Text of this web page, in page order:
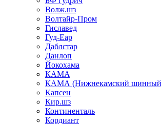
Волж.шз
Волтайр-Пром
Гиславед
Гуд-Еар
Даблстар
Данлоп
Йокохама
КАМА
КАМА (Нижнекамский шинный
Капсен
Кир.шз
Континенталь
Кордиант